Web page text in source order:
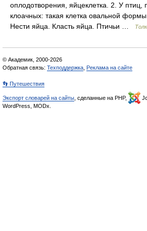
оплодотворения, яйцеклетка. 2. У
клоачных: такая клетка овальной формы
Нести яйца. Класть яйца. Птичьи …
© Академик, 2000-2026
Обратная связь: Техподдержка Реклама на сайте
👣 Путешествия
Экспорт словарей на сайты , сделанные на PHP,
WordPress, MODx.